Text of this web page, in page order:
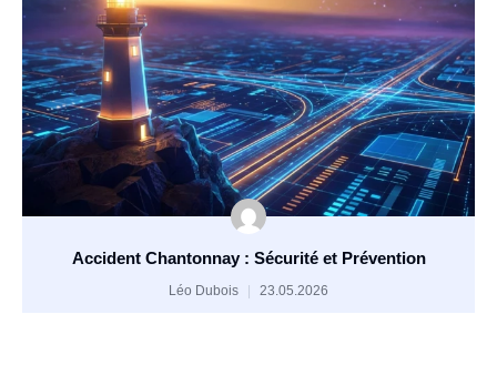
Accident Chantonnay : Sécurité et Prévention
Léo Dubois 23.05.2026